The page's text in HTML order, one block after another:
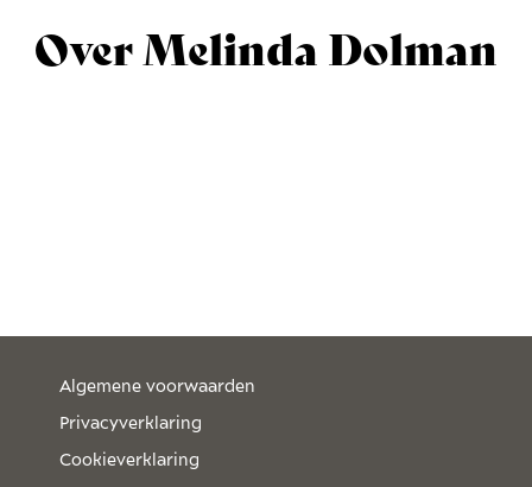
OverMelinda Dolman
Algemene voorwaarden
Privacyverklaring
Cookieverklaring